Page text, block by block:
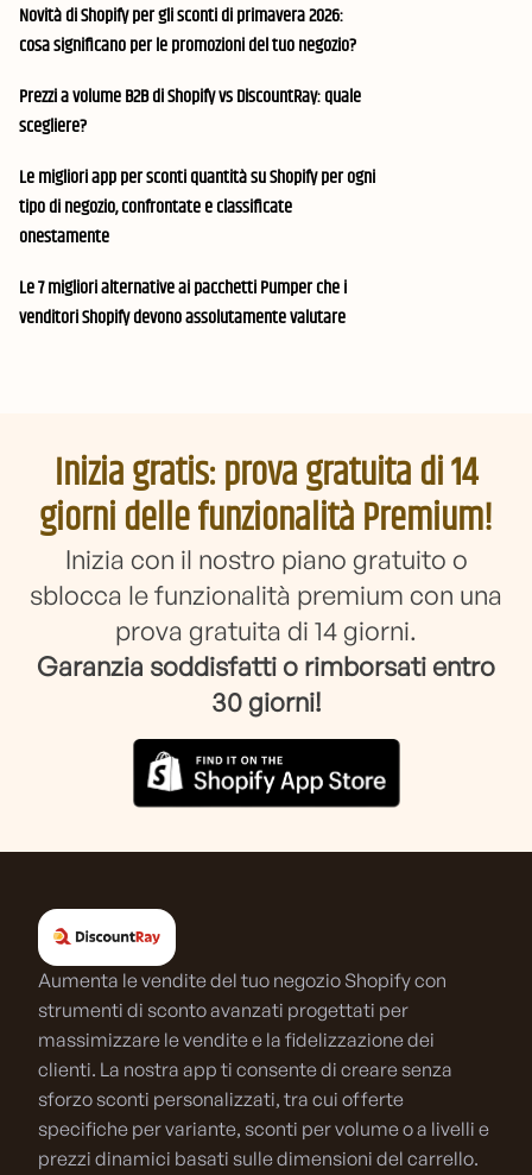
Novità di Shopify per gli sconti di primavera 2026:
cosa significano per le promozioni del tuo negozio?
Prezzi a volume B2B di Shopify vs DiscountRay: quale
scegliere?
Le migliori app per sconti quantità su Shopify per ogni
tipo di negozio, confrontate e classificate
onestamente
Le 7 migliori alternative ai pacchetti Pumper che i
venditori Shopify devono assolutamente valutare
Inizia gratis: prova gratuita di 14
giorni delle funzionalità Premium!
Inizia con il nostro piano gratuito o
sblocca le funzionalità premium con una
prova gratuita di 14 giorni.
Garanzia soddisfatti o rimborsati entro
30 giorni!
Aumenta le vendite del tuo negozio Shopify con
strumenti di sconto avanzati progettati per
massimizzare le vendite e la fidelizzazione dei
clienti. La nostra app ti consente di creare senza
sforzo sconti personalizzati, tra cui offerte
specifiche per variante, sconti per volume o a livelli e
prezzi dinamici basati sulle dimensioni del carrello.